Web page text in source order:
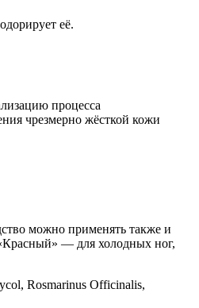
её.
процесса
чрезмерно жёсткой кожи
можно применять также и
— для холодных ног,
Rosmarinus Officinalis,